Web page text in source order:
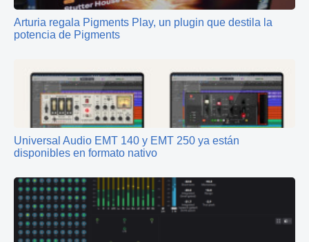
Arturia regala Pigments Play, un plugin que destila la
potencia de Pigments
Universal Audio EMT 140 y EMT 250 ya están
disponibles en formato nativo